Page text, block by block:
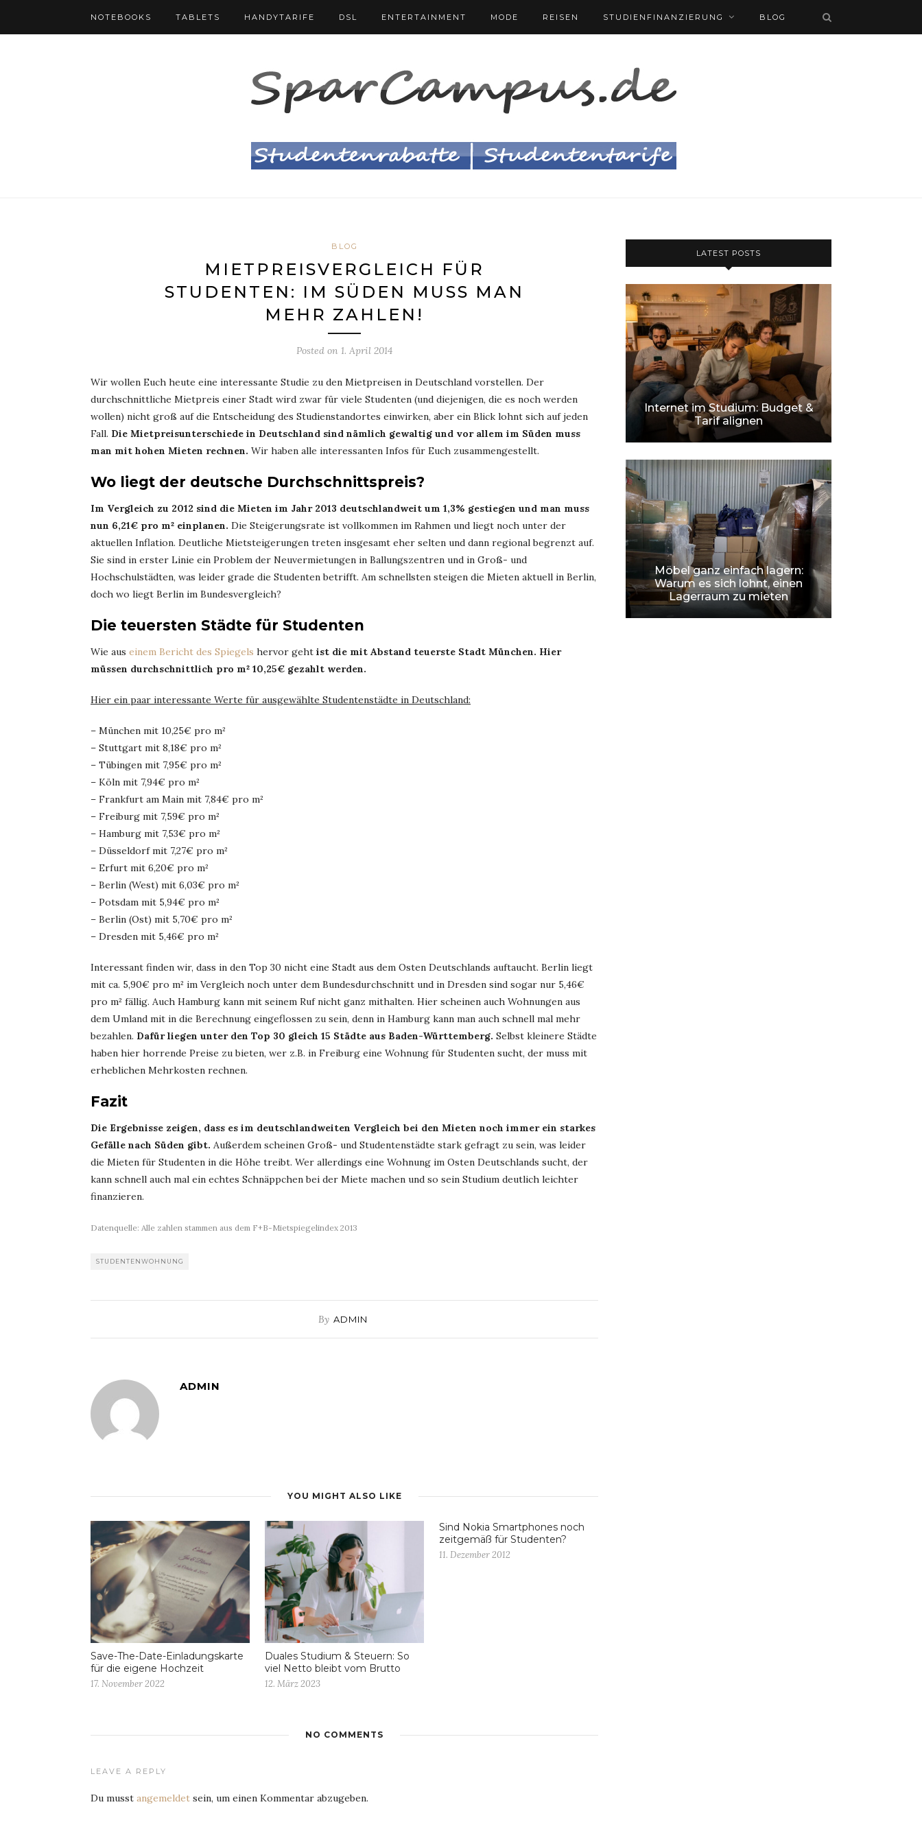
NOTEBOOKS TABLETS HANDYTARIFE DSL ENTERTAINMENT MODE REISEN STUDIENFINANZIERUNG BLOG
BLOG
MIETPREISVERGLEICH FÜR
STUDENTEN: IM SÜDEN MUSS MAN
MEHR ZAHLEN!
Posted on 1. April 2014
Wir wollen Euch heute eine interessante Studie zu den Mietpreisen in Deutschland vorstellen. Der
durchschnittliche Mietpreis einer Stadt wird zwar für viele Studenten (und diejenigen, die es noch werden
wollen) nicht groß auf die Entscheidung des Studienstandortes einwirken, aber ein Blick lohnt sich auf jeden
Fall. Die Mietpreisunterschiede in Deutschland sind nämlich gewaltig und vor allem im Süden muss
man mit hohen Mieten rechnen. Wir haben alle interessanten Infos für Euch zusammengestellt.
Wo liegt der deutsche Durchschnittspreis?
Im Vergleich zu 2012 sind die Mieten im Jahr 2013 deutschlandweit um 1,3% gestiegen und man muss
nun 6,21€ pro m² einplanen. Die Steigerungsrate ist vollkommen im Rahmen und liegt noch unter der
aktuellen Inflation. Deutliche Mietsteigerungen treten insgesamt eher selten und dann regional begrenzt auf.
Sie sind in erster Linie ein Problem der Neuvermietungen in Ballungszentren und in Groß- und
Hochschulstädten, was leider grade die Studenten betrifft. Am schnellsten steigen die Mieten aktuell in Berlin,
doch wo liegt Berlin im Bundesvergleich?
Die teuersten Städte für Studenten
Wie aus einem Bericht des Spiegels hervor geht ist die mit Abstand teuerste Stadt München. Hier
müssen durchschnittlich pro m² 10,25€ gezahlt werden.
Hier ein paar interessante Werte für ausgewählte Studentenstädte in Deutschland:
– München mit 10,25€ pro m²
– Stuttgart mit 8,18€ pro m²
– Tübingen mit 7,95€ pro m²
– Köln mit 7,94€ pro m²
– Frankfurt am Main mit 7,84€ pro m²
– Freiburg mit 7,59€ pro m²
– Hamburg mit 7,53€ pro m²
– Düsseldorf mit 7,27€ pro m²
– Erfurt mit 6,20€ pro m²
– Berlin (West) mit 6,03€ pro m²
– Potsdam mit 5,94€ pro m²
– Berlin (Ost) mit 5,70€ pro m²
– Dresden mit 5,46€ pro m²
Interessant finden wir, dass in den Top 30 nicht eine Stadt aus dem Osten Deutschlands auftaucht. Berlin liegt
mit ca. 5,90€ pro m² im Vergleich noch unter dem Bundesdurchschnitt und in Dresden sind sogar nur 5,46€
pro m² fällig. Auch Hamburg kann mit seinem Ruf nicht ganz mithalten. Hier scheinen auch Wohnungen aus
dem Umland mit in die Berechnung eingeflossen zu sein, denn in Hamburg kann man auch schnell mal mehr
bezahlen. Dafür liegen unter den Top 30 gleich 15 Städte aus Baden-Württemberg. Selbst kleinere Städte
haben hier horrende Preise zu bieten, wer z.B. in Freiburg eine Wohnung für Studenten sucht, der muss mit
erheblichen Mehrkosten rechnen.
Fazit
Die Ergebnisse zeigen, dass es im deutschlandweiten Vergleich bei den Mieten noch immer ein starkes
Gefälle nach Süden gibt. Außerdem scheinen Groß- und Studentenstädte stark gefragt zu sein, was leider
die Mieten für Studenten in die Höhe treibt. Wer allerdings eine Wohnung im Osten Deutschlands sucht, der
kann schnell auch mal ein echtes Schnäppchen bei der Miete machen und so sein Studium deutlich leichter
finanzieren.
Datenquelle: Alle zahlen stammen aus dem F+B-Mietspiegelindex 2013
STUDENTENWOHNUNG
By ADMIN
ADMIN
YOU MIGHT ALSO LIKE
Save-The-Date-Einladungskarte
für die eigene Hochzeit
17. November 2022
Duales Studium & Steuern: So
viel Netto bleibt vom Brutto
12. März 2023
Sind Nokia Smartphones noch
zeitgemäß für Studenten?
11. Dezember 2012
NO COMMENTS
LEAVE A REPLY
Du musst angemeldet sein, um einen Kommentar abzugeben.
LATEST POSTS
Internet im Studium: Budget &
Tarif alignen
Möbel ganz einfach lagern:
Warum es sich lohnt, einen
Lagerraum zu mieten